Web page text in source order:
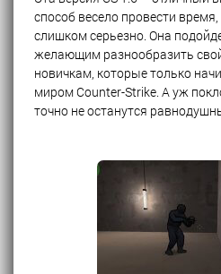
способ весело провести
слишком серьезно. Она
желающим разнообразить
новичкам, которые только
миром Counter-Strike. А уж
точно не останутся